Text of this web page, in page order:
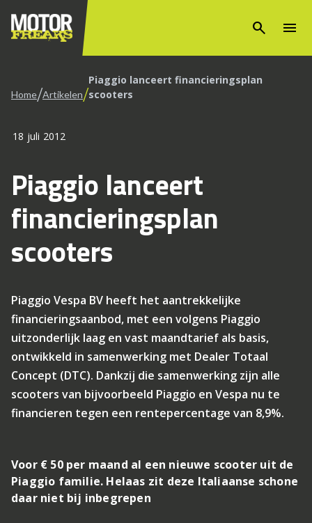
search menu
Home/Artikelen/Piaggio lanceert financieringsplan
scooters
18 juli 2012
Piaggio lanceert
financieringsplan
scooters
Piaggio Vespa BV heeft het aantrekkelijke
financieringsaanbod, met een volgens Piaggio
uitzonderlijk laag en vast maandtarief als basis,
ontwikkeld in samenwerking met Dealer Totaal
Concept (DTC). Dankzij die samenwerking zijn alle
scooters van bijvoorbeeld Piaggio en Vespa nu te
financieren tegen een rentepercentage van 8,9%.
Voor € 50 per maand al een nieuwe scooter uit de
Piaggio familie. Helaas zit deze Italiaanse schone
daar niet bij inbegrepen